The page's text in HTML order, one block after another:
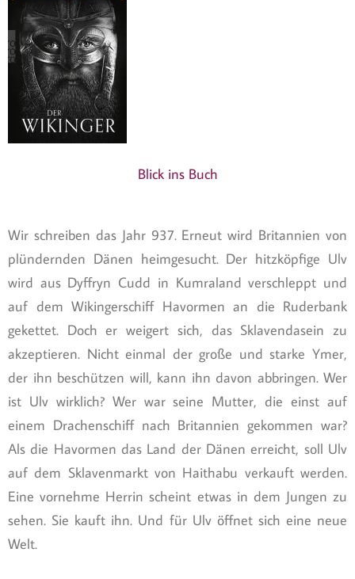
Blick ins Buch
Wir schreiben das Jahr 937. Erneut wird Britannien von
plündernden Dänen heimgesucht. Der hitzköpfige Ulv
wird aus Dyffryn Cudd in Kumraland verschleppt und
auf dem Wikingerschiff Havormen an die Ruderbank
gekettet. Doch er weigert sich, das Sklavendasein zu
akzeptieren. Nicht einmal der große und starke Ymer,
der ihn beschützen will, kann ihn davon abbringen. Wer
ist Ulv wirklich? Wer war seine Mutter, die einst auf
einem Drachenschiff nach Britannien gekommen war?
Als die Havormen das Land der Dänen erreicht, soll Ulv
auf dem Sklavenmarkt von Haithabu verkauft werden.
Eine vornehme Herrin scheint etwas in dem Jungen zu
sehen. Sie kauft ihn. Und für Ulv öffnet sich eine neue
Welt.